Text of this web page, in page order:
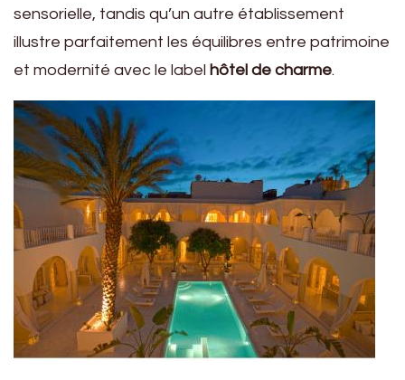
sensorielle, tandis qu’un autre établissement
illustre parfaitement les équilibres entre patrimoine
et modernité avec le label hôtel de charme.